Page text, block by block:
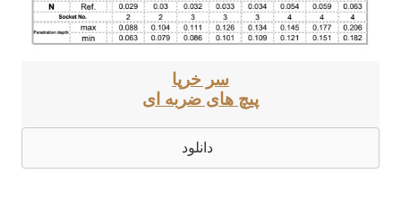
سر خرپا
پیچ های ضربه ای
دانلود